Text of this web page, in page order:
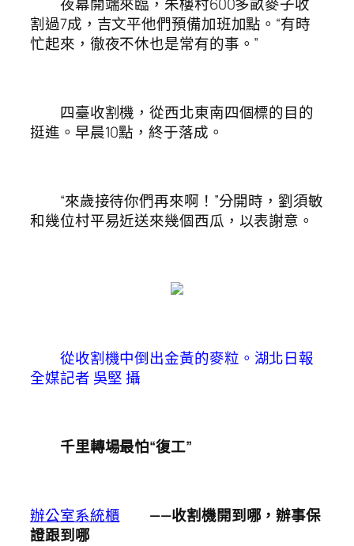
割過7成，吉文平他們預備加班加點。“有時
忙起來，徹夜不休也是常有的事。”
四臺收割機，從西北東南四個標的目的
挺進。早晨10點，終于落成。
“來歲接待你們再來啊！”分開時，劉須敏
和幾位村平易近送來幾個西瓜，以表謝意。
從收割機中倒出金黃的麥粒。湖北日報
全媒記者 吳堅 攝
千里轉場最怕“復工”
辦公室系統櫃
——收割機開到哪，辦事保
證跟到哪